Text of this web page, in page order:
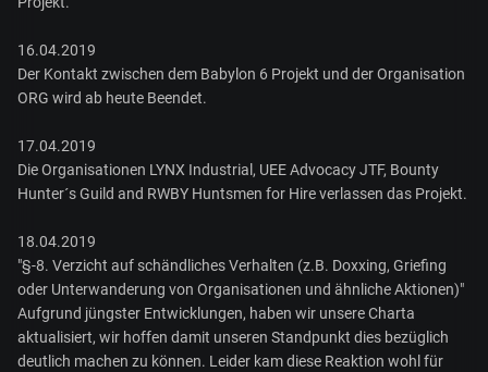
16.04.2019
Der Kontakt zwischen dem Babylon 6 Projekt und der Organisation
ORG wird ab heute Beendet.
17.04.2019
Die Organisationen LYNX Industrial, UEE Advocacy JTF, Bounty
Hunter´s Guild and RWBY Huntsmen for Hire verlassen das Projekt.
18.04.2019
"§-8. Verzicht auf schändliches Verhalten (z.B. Doxxing, Griefing
oder Unterwanderung von Organisationen und ähnliche Aktionen)"
Aufgrund jüngster Entwicklungen, haben wir unsere Charta
aktualisiert, wir hoffen damit unseren Standpunkt dies bezüglich
deutlich machen zu können. Leider kam diese Reaktion wohl für